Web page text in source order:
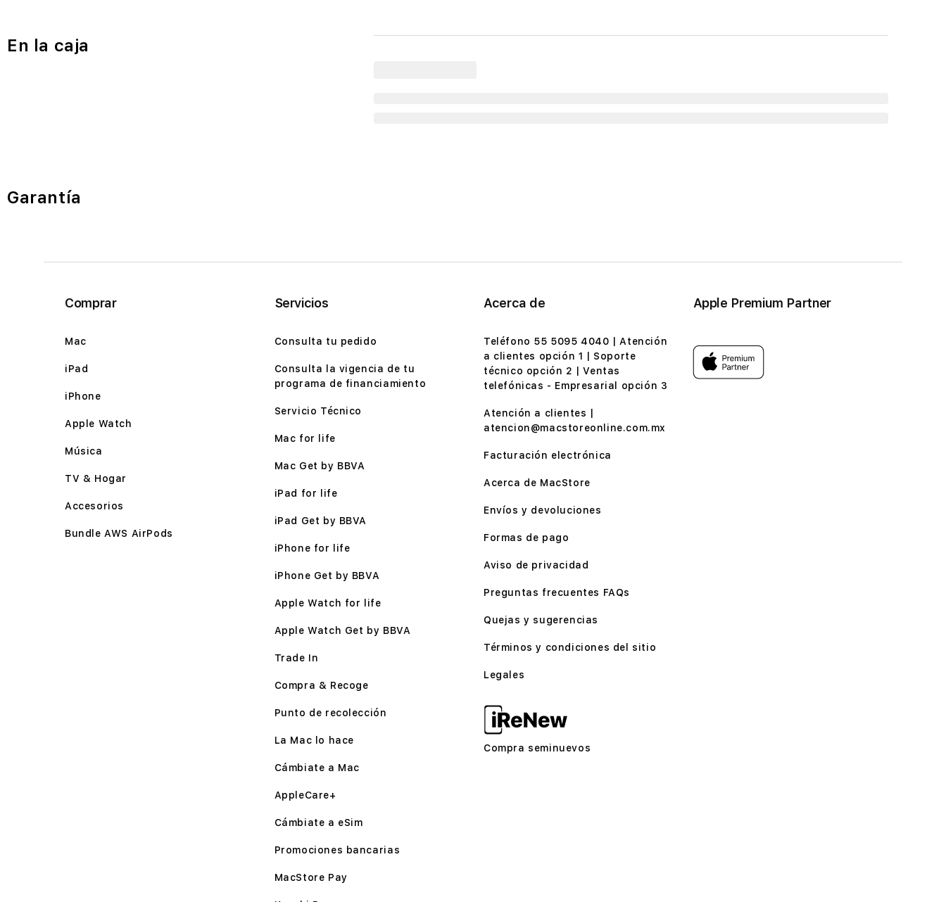
En la caja
Garantía
Comprar
Mac
iPad
iPhone
Apple Watch
Música
TV & Hogar
Accesorios
Bundle AWS AirPods
Servicios
Consulta tu pedido
Consulta la vigencia de tu
programa de financiamiento
Servicio Técnico
Mac for life
Mac Get by BBVA
iPad for life
iPad Get by BBVA
iPhone for life
iPhone Get by BBVA
Apple Watch for life
Apple Watch Get by BBVA
Trade In
Compra & Recoge
Punto de recolección
La Mac lo hace
Cámbiate a Mac
AppleCare+
Cámbiate a eSim
Promociones bancarias
MacStore Pay
Acerca de
Teléfono 55 5095 4040 | Atención
a clientes opción 1 | Soporte
técnico opción 2 | Ventas
telefónicas - Empresarial opción 3
Atención a clientes |
atencion@macstoreonline.com.mx
Facturación electrónica
Acerca de MacStore
Envíos y devoluciones
Formas de pago
Aviso de privacidad
Preguntas frecuentes FAQs
Quejas y sugerencias
Términos y condiciones del sitio
Legales
Compra seminuevos
Apple Premium Partner